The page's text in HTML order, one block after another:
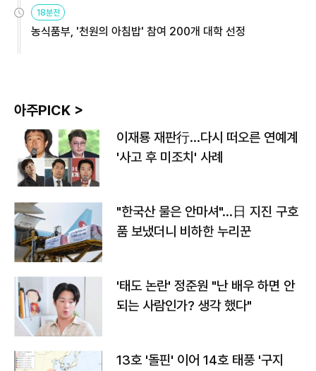
18분전
농식품부, '천원의 아침밥' 참여 200개 대학 선정
아주PICK >
이재룡 재판行…다시 떠오른 연예계
'사고 후 미조치' 사례
"한국산 물은 안마셔"…日 지진 구호
품 보냈더니 비하한 누리꾼
'태도 논란' 정준원 "난 배우 하면 안
되는 사람인가? 생각 했다"
13호 '돌핀' 이어 14호 태풍 '구지